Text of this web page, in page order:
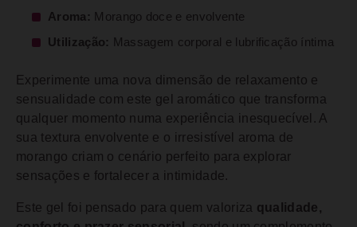
Aroma: Morango doce e envolvente
Utilização:
Massagem corporal e lubrificação íntima
Experimente uma nova dimensão de relaxamento e
sensualidade com este gel aromático que transforma
qualquer momento numa experiência inesquecível. A
sua textura envolvente e o irresistível aroma de
morango criam o cenário perfeito para explorar
sensações e fortalecer a intimidade.
Este gel foi pensado para quem valoriza qualidade,